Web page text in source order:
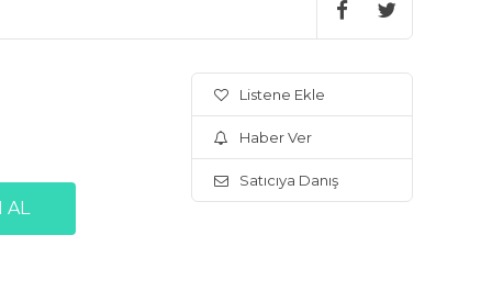
Listene Ekle
Haber Ver
Satıcıya Danış